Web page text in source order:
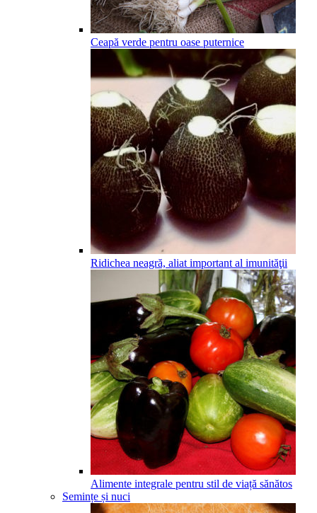
Ceapă verde pentru oase puternice
Ridichea neagră, aliat important al imunităţii
Alimente integrale pentru stil de viață sănătos
Semințe și nuci